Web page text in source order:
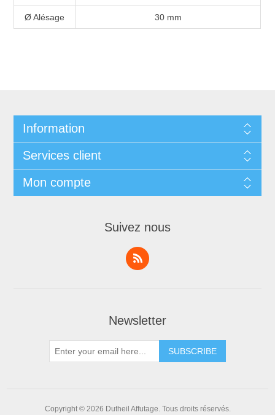
Ø Alésage 30 mm
Information
Services client
Mon compte
Suivez nous
Newsletter
Copyright © 2026 Dutheil Affutage. Tous droits réservés.